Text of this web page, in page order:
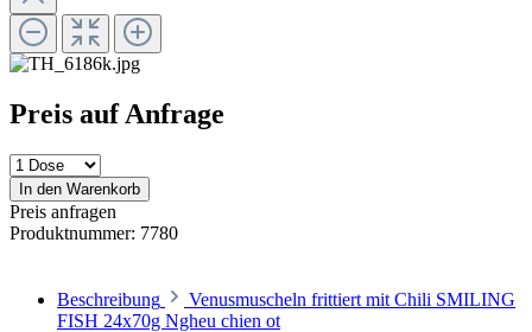
Preis auf Anfrage
In den Warenkorb
Preis anfragen
Produktnummer: 7780
Beschreibung
Venusmuscheln frittiert mit Chili SMILING
FISH 24x70g Ngheu chien ot